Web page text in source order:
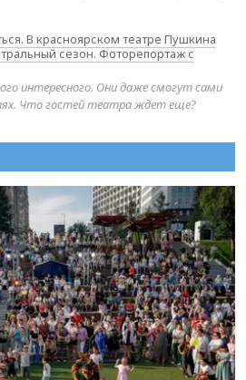
В красноярском театре Пушкина
сезон. Фоторепортаж с
интересного. Они даже смогут сами
Что гостей театра ждет еще?